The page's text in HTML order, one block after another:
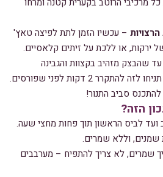
– עכשיו הזמן לתת לפיצה טאץ'
ירקות, או ללכת על זיתים קלאסיים.
שהבצק מזהיב בקצוות והגבינה
מבעבעת עם כתמים זהובים. תניחו לזה להתקרר 2 דקות לפני שפורסים.
סביב התנור!
הזה?
ועד לביס הראשון תוך פחות מחצי שעה.
וללא שמרים.
שמרים, לא צריך להתפיח – מערבבים